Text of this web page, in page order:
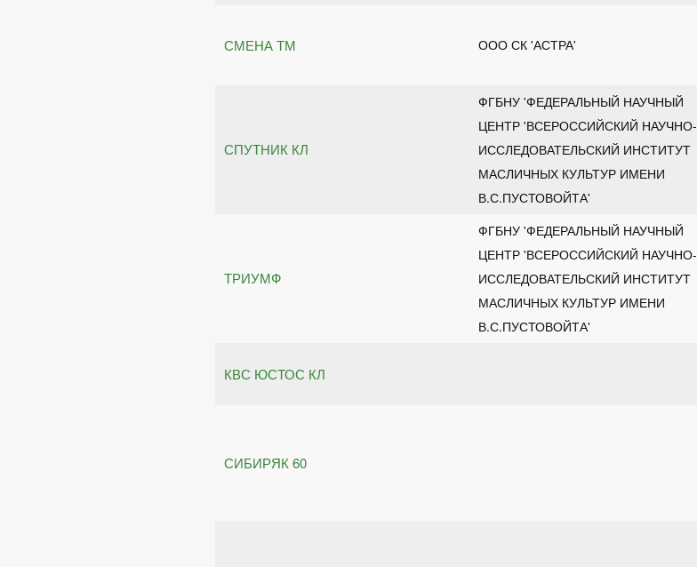
СМЕНА ТМ ООО СК 'АСТРА'
СПУТНИК КЛ
ФГБНУ 'ФЕДЕРАЛЬНЫЙ НАУЧНЫЙ
ЦЕНТР 'ВСЕРОССИЙСКИЙ НАУЧНО-
ИССЛЕДОВАТЕЛЬСКИЙ ИНСТИТУТ
МАСЛИЧНЫХ КУЛЬТУР ИМЕНИ
В.С.ПУСТОВОЙТА'
ТРИУМФ
ФГБНУ 'ФЕДЕРАЛЬНЫЙ НАУЧНЫЙ
ЦЕНТР 'ВСЕРОССИЙСКИЙ НАУЧНО-
ИССЛЕДОВАТЕЛЬСКИЙ ИНСТИТУТ
МАСЛИЧНЫХ КУЛЬТУР ИМЕНИ
В.С.ПУСТОВОЙТА'
КВС ЮСТОС КЛ
СИБИРЯК 60